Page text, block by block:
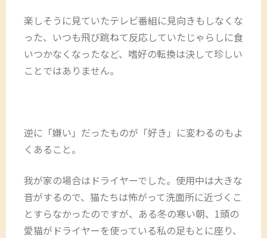
楽しそうに見ていたテレビ番組に見向きもしなくな
った、いつも飛び跳ねて反応していたじゃらしに食
いつかなくなったなど、嗜好の転換は決して珍しい
ことではありません。
逆に「嫌い」だったものが「好き」に変わるのもよ
くあること。
我が家の場合はドライヤーでした。使用中は大きな
音がするので、猫たちは怖がって洗面所に近づくこ
とすらなかったのですが、ある冬の寒い朝、1頭の
愛猫がドライヤーを使っている私の足もとに座り、